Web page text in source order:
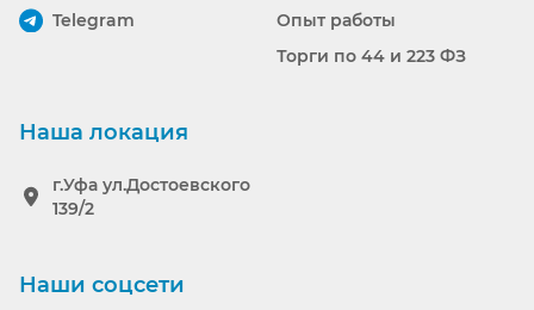
Опыт работы
Торги по 44 и 223 ФЗ
Telegram
Наша локация
г.Уфа ул.Достоевского
139/2
Наши соцсети